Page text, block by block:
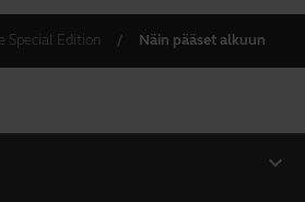
Special Edition Näin pääset alkuun
expand_more